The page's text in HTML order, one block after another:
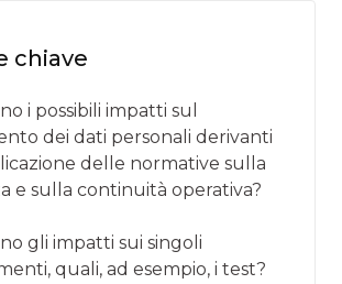
chiave
i possibili impatti sul
dei dati personali derivanti
delle normative sulla
e sulla continuità operativa?
gli impatti sui singoli
quali, ad esempio, i test?